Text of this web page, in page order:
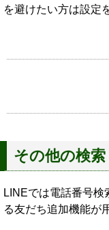
を避けたい方は設定
その他の検
LINEでは電話番号
る友だち追加機能が